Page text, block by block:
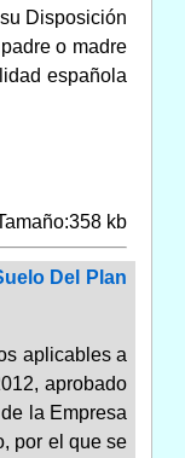
Disposición
o madre
española
kb
Del Plan
aplicables a
aprobado
la Empresa
por el que se